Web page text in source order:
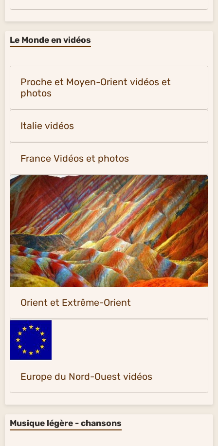
Le Monde en vidéos
Proche et Moyen-Orient vidéos et
photos
Italie vidéos
France Vidéos et photos
Orient et Extrême-Orient
Europe du Nord-Ouest vidéos
Musique légère - chansons